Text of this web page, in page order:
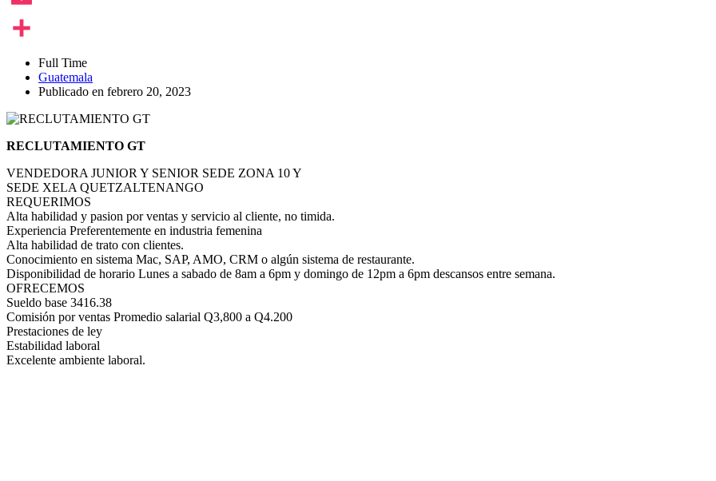
Email
CompartirFull Time
Guatemala
Publicado en febrero 20, 2023
RECLUTAMIENTO GT
VENDEDORA JUNIOR Y SENIOR SEDE ZONA 10 Y
SEDE XELA QUETZALTENANGO
REQUERIMOS
Alta habilidad y pasion por ventas y servicio al cliente, no timida.
Experiencia Preferentemente en industria femenina
Alta habilidad de trato con clientes.
Conocimiento en sistema Mac, SAP, AMO, CRM o algún sistema de restaurante.
Disponibilidad de horario Lunes a sabado de 8am a 6pm y domingo de 12pm a 6pm descansos entre semana.
OFRECEMOS
Sueldo base 3416.38
Comisión por ventas Promedio salarial Q3,800 a Q4.200
Prestaciones de ley
Estabilidad laboral
Excelente ambiente laboral.